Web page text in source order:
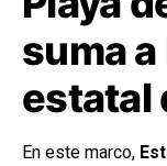
suma
estatal
En este marco,